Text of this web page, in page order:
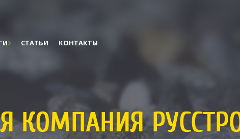
СТАТЬИ КОНТАКТЫ